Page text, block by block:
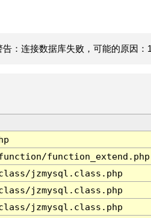
：连接数据库失败，可能的原因：
function_extend.php
jzmysql.class.php
jzmysql.class.php
jzmysql.class.php